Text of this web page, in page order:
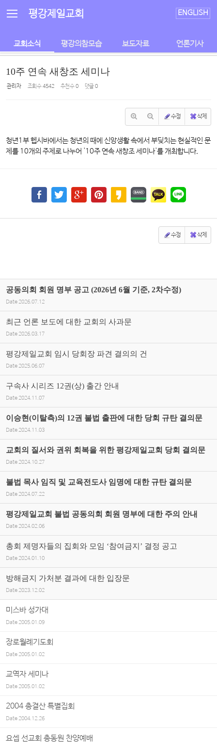
평강제일교회 ENGLISH
교회소식 평강의참모습 보도자료 언론기사
10주 연속 새창조 세미나
관리자 조회 수4542 추천 수0 댓글0
수정 삭제
청년1부 헵시바에서는 청년의 때에 신앙생활 속에서 부딪치는 현실적인 문
제를 10개의 주제로 나누어 '10주 연속 새창조 세미나'를 개최합니다.
수정 삭제
공동의회 회원 명부 공고 (2026년 6월 기준, 2차수정)
Date 2026.07.12
최근 언론 보도에 대한 교회의 사과문
Date 2026.03.17
평강제일교회 임시 당회장 파견 결의의 건
Date 2025.06.07
구속사 시리즈 12권(상) 출간 안내
Date 2024.11.07
이승현(이탈측)의 12권 불법 출판에 대한 당회 규탄 결의문
Date 2024.11.03
교회의 질서와 권위 회복을 위한 평강제일교회 당회 결의문
Date 2024.10.27
불법 목사 임직 및 교육전도사 임명에 대한 규탄 결의문
Date 2024.07.22
평강제일교회 불법 공동의회 회원 명부에 대한 주의 안내
Date 2024.02.06
총회 제명자들의 집회와 모임 ‘참여금지’ 결정 공고
Date 2024.01.10
방해금지 가처분 결과에 대한 입장문
Date 2023.12.02
미스바 성가대
Date2005.01.09
장로월례기도회
Date2005.01.02
교역자 세미나
Date2005.01.02
2004 총결산 특별집회
Date2004.12.26
요셉 선교회 총동원 찬양예배